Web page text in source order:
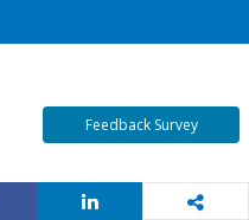
Feedback Survey